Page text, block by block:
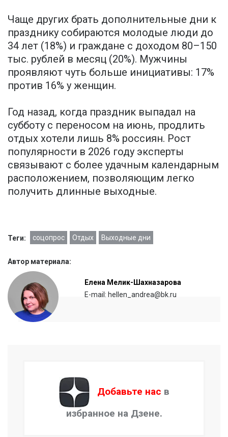
Чаще других брать дополнительные дни к
празднику собираются молодые люди до
34 лет (18%) и граждане с доходом 80–150
тыс. рублей в месяц (20%). Мужчины
проявляют чуть больше инициативы: 17%
против 16% у женщин.
Год назад, когда праздник выпадал на
субботу с переносом на июнь, продлить
отдых хотели лишь 8% россиян. Рост
популярности в 2026 году эксперты
связывают с более удачным календарным
расположением, позволяющим легко
получить длинные выходные.
Теги: соцопрос Отдых Выходные дни
Автор материала:
Елена Мелик-Шахназарова
E-mail: hellen_andrea@bk.ru
Добавьте нас в
избранное на Дзене.